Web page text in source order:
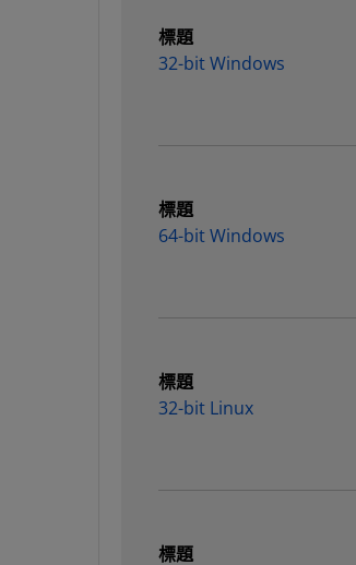
標題
32-bit Windows
標題
64-bit Windows
標題
32-bit Linux
標題